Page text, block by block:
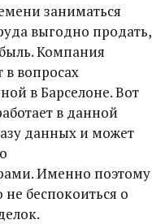
заниматься
выгодно продать,
Компания
в вопросах
в Барселоне. Вот
в данной
данных и может
Именно поэтому
беспокоиться о